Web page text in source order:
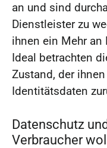
an und sind
Dienstleister zu
ihnen ein Mehr an
Ideal betrachten
Zustand, der
Identitätsdaten
Datenschutz
Verbraucher